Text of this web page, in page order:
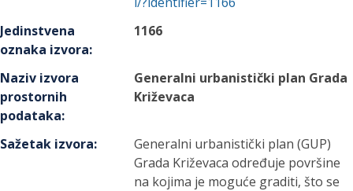
Jedinstvena
oznaka izvora:
1166
Naziv izvora
prostornih
podataka:
Generalni urbanistički plan Grada
Križevaca
Sažetak izvora:
Generalni urbanistički plan (GUP)
Grada Križevaca određuje površine
na kojima je moguće graditi, što se